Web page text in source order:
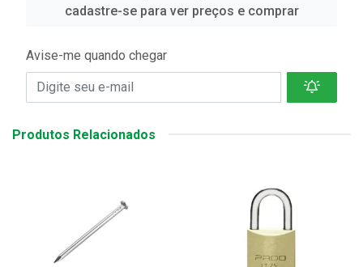
cadastre-se para ver preços e comprar
Avise-me quando chegar
Produtos Relacionados